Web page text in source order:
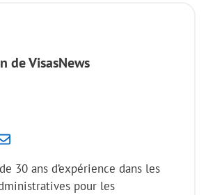
de VisasNews
30 ans d’expérience dans les
pour les